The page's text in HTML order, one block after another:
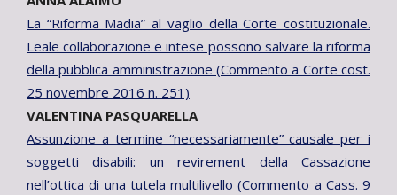
La “Riforma Madia” al vaglio della Corte costituzionale.
Leale collaborazione e intese possono salvare la riforma
della pubblica amministrazione (Commento a Corte cost.
25 novembre 2016 n. 251)
VALENTINA PASQUARELLA
Assunzione a termine “necessariamente” causale per i
soggetti disabili: un revirement della Cassazione
nell’ottica di una tutela multilivello (Commento a Cass. 9